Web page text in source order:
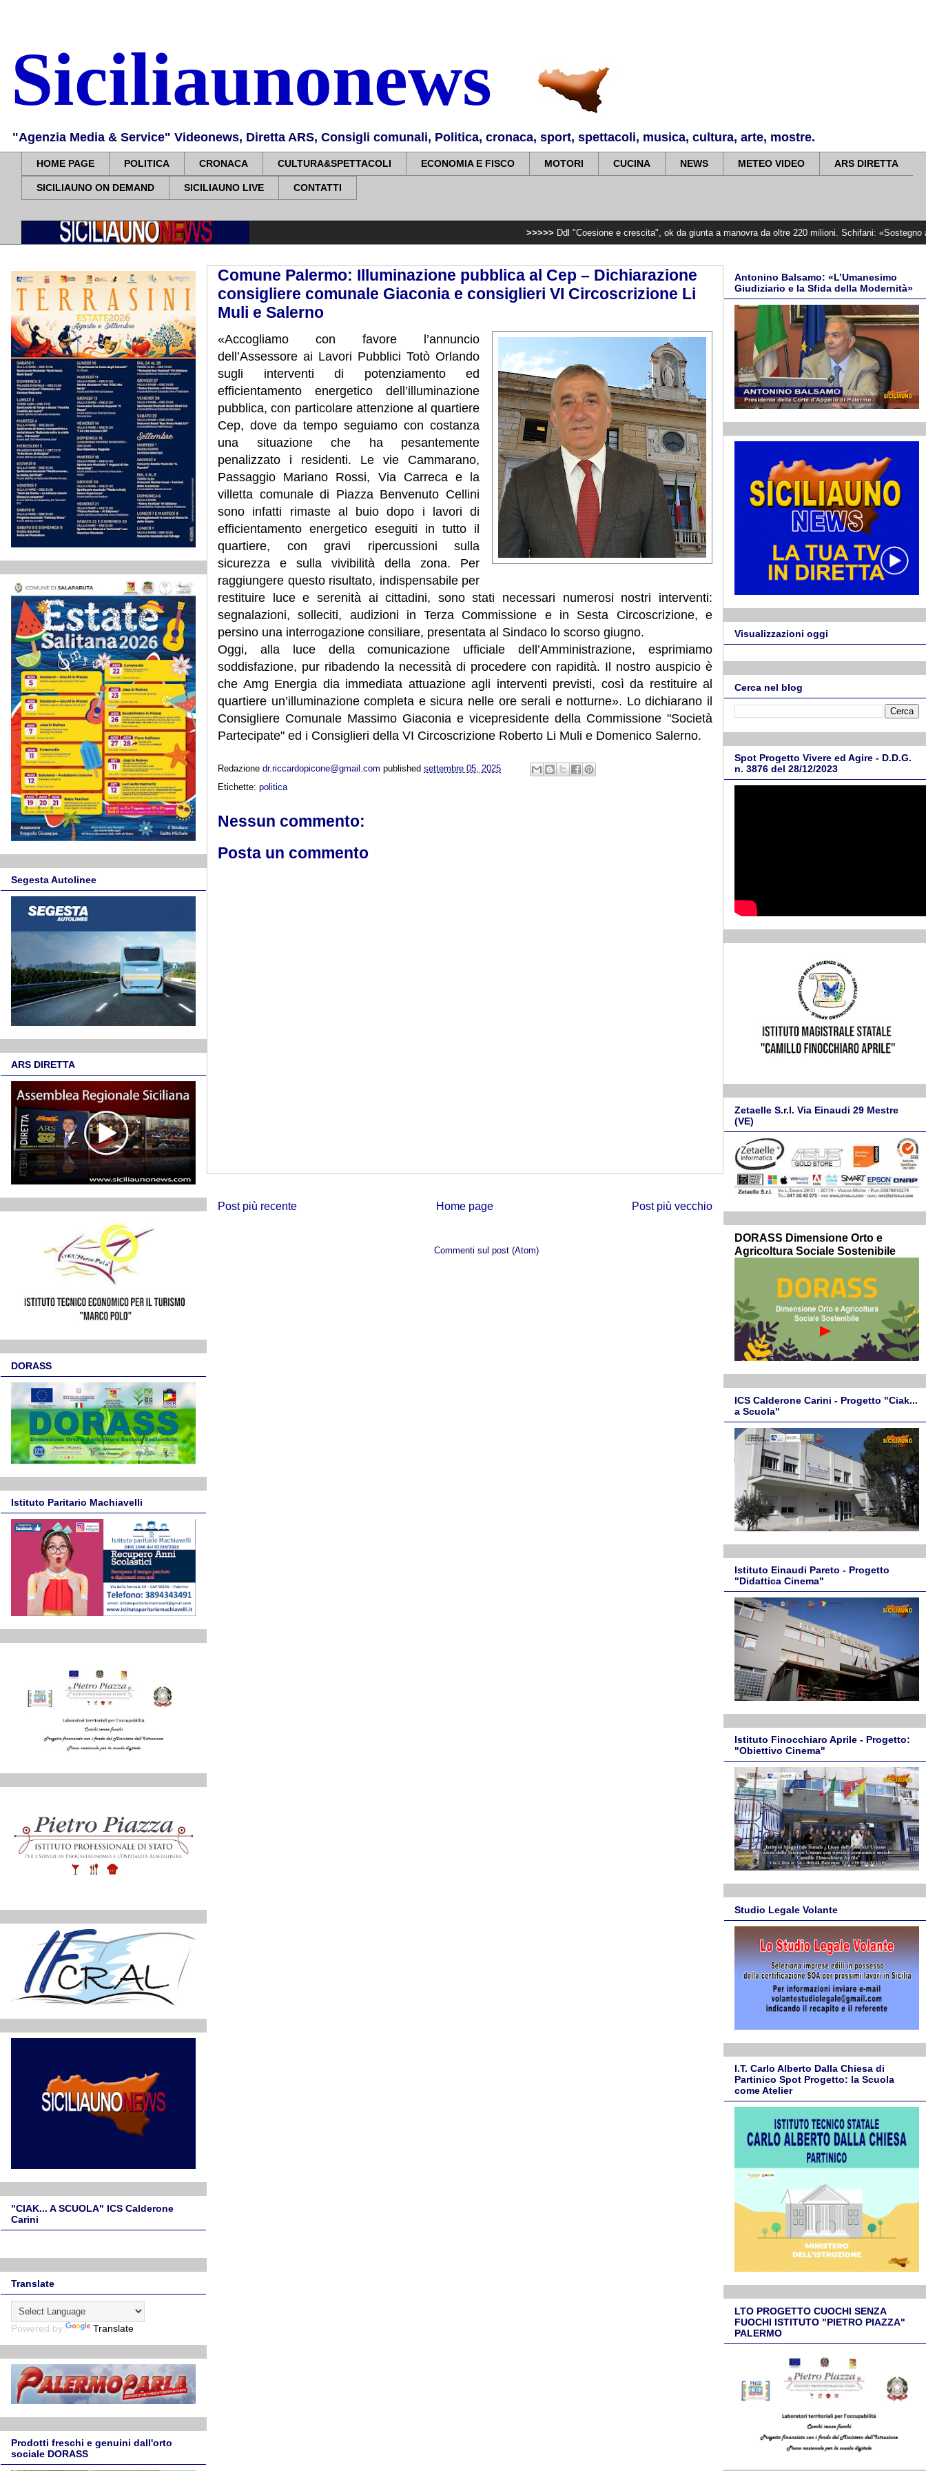
Siciliaunonews
"Agenzia Media & Service" Videonews, Diretta ARS, Consigli comunali, Politica, cronaca, sport, spettacoli, musica, cultura, arte, mostre.
HOME PAGE POLITICA CRONACA CULTURA&SPETTACOLI ECONOMIA E FISCO MOTORI CUCINA NEWS METEO VIDEO ARS DIRETTA
SICILIAUNO ON DEMAND SICILIAUNO LIVE CONTATTI
Ddl "Coesione e crescita", ok da giunta a manovra da oltre 220 milioni. Schifani: «Sostegno alle famiglie
Comune Palermo: Illuminazione pubblica al Cep – Dichiarazione
consigliere comunale Giaconia e consiglieri VI Circoscrizione Li
Muli e Salerno
«Accogliamo con favore l’annuncio
dell’Assessore ai Lavori Pubblici Totò Orlando
sugli interventi di potenziamento ed
efficientamento energetico dell’illuminazione
pubblica, con particolare attenzione al quartiere
Cep, dove da tempo seguiamo con costanza
una situazione che ha pesantemente
penalizzato i residenti. Le vie Cammarano,
Passaggio Mariano Rossi, Via Carreca e la
villetta comunale di Piazza Benvenuto Cellini
sono infatti rimaste al buio dopo i lavori di
efficientamento energetico eseguiti in tutto il
quartiere, con gravi ripercussioni sulla
sicurezza e sulla vivibilità della zona. Per
raggiungere questo risultato, indispensabile per
restituire luce e serenità ai cittadini, sono stati necessari numerosi nostri interventi:
segnalazioni, solleciti, audizioni in Terza Commissione e in Sesta Circoscrizione, e
persino una interrogazione consiliare, presentata al Sindaco lo scorso giugno.
Oggi, alla luce della comunicazione ufficiale dell’Amministrazione, esprimiamo
soddisfazione, pur ribadendo la necessità di procedere con rapidità. Il nostro auspicio è
che Amg Energia dia immediata attuazione agli interventi previsti, così da restituire al
quartiere un’illuminazione completa e sicura nelle ore serali e notturne». Lo dichiarano il
Consigliere Comunale Massimo Giaconia e vicepresidente della Commissione "Società
Partecipate" ed i Consiglieri della VI Circoscrizione Roberto Li Muli e Domenico Salerno.
Redazione dr.riccardopicone@gmail.com published settembre 05, 2025
Etichette: politica
Nessun commento:
Posta un commento
Post più recente Post più vecchio
Home page
Commenti sul post (Atom)
Segesta Autolinee
ARS DIRETTA
DORASS
Istituto Paritario Machiavelli
"CIAK... A SCUOLA" ICS Calderone
Carini
Translate
Powered by Translate
Prodotti freschi e genuini dall'orto
sociale DORASS
Antonino Balsamo: «L’Umanesimo
Giudiziario e la Sfida della Modernità»
Visualizzazioni oggi
Cerca nel blog
Spot Progetto Vivere ed Agire - D.D.G.
n. 3876 del 28/12/2023
Zetaelle S.r.l. Via Einaudi 29 Mestre
(VE)
DORASS Dimensione Orto e
Agricoltura Sociale Sostenibile
ICS Calderone Carini - Progetto "Ciak...
a Scuola"
Istituto Einaudi Pareto - Progetto
"Didattica Cinema"
Istituto Finocchiaro Aprile - Progetto:
"Obiettivo Cinema"
Studio Legale Volante
I.T. Carlo Alberto Dalla Chiesa di
Partinico Spot Progetto: la Scuola
come Atelier
LTO PROGETTO CUOCHI SENZA
FUOCHI ISTITUTO "PIETRO PIAZZA"
PALERMO